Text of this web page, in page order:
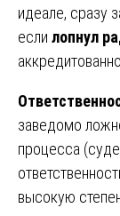
идеале, сразу
если лопнул
заведомо
процесса
высокую